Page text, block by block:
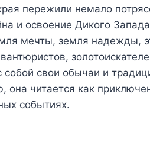
пережили немало
и освоение Дикого
мечты, земля надежды,
собой свои обычаи и
читается как
событиях.